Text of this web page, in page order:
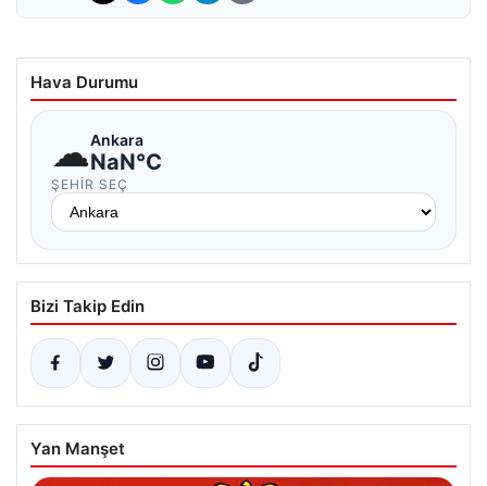
Hava Durumu
☁Ankara
NaN°C
ŞEHIR SEÇ
Bizi Takip Edin
Yan Manşet